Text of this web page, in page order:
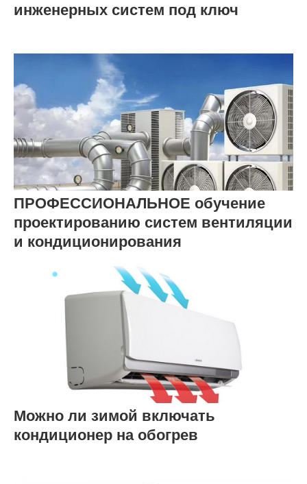
инженерных систем под ключ
ПРОФЕССИОНАЛЬНОЕ обучение
проектированию систем вентиляции
и кондиционирования
Можно ли зимой включать
кондиционер на обогрев